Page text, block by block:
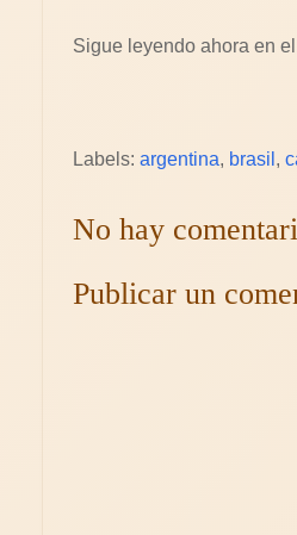
Sigue leyendo ahora en
Labels: argentina, brasil ,
No hay
Publicar un